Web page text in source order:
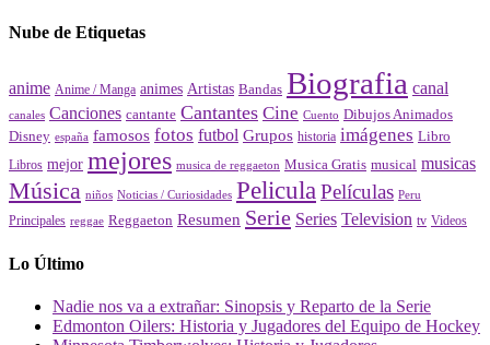
Nube de Etiquetas
anime Anime / Manga animes Artistas Bandas Biografia canal
canales Canciones cantante Cantantes Cine Cuento Dibujos Animados
Disney españa famosos fotos futbol Grupos historia imágenes Libro
Libros mejor mejores musica de reggaeton Musica Gratis musical musicas
Música niños Noticias / Curiosidades PeliculaPelículas Peru
Principales reggae Reggaeton Resumen Serie Series Television tv Videos
Lo Último
Nadie nos va a extrañar: Sinopsis y Reparto de la Serie
Edmonton Oilers: Historia y Jugadores del Equipo de Hockey